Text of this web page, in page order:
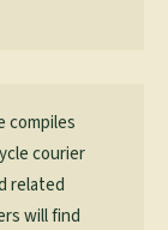
compiles
courier
related
will find